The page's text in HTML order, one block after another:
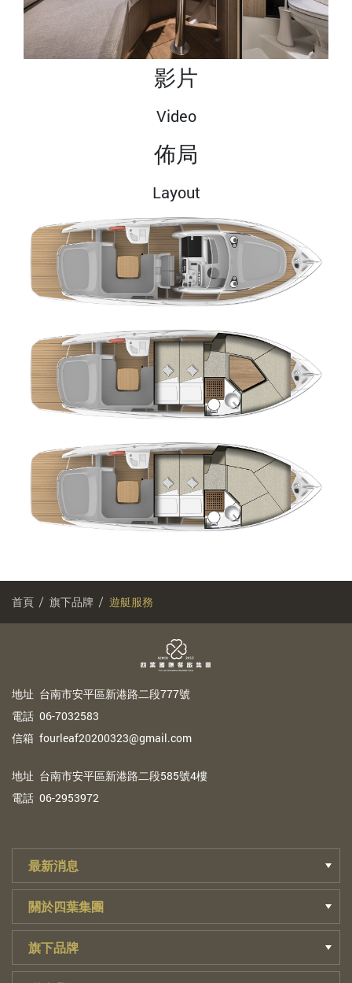
影片
Video
佈局
Layout
首頁 旗下品牌 遊艇服務
地址 台南市安平區新港路二段777號
電話 06-7032583
信箱 fourleaf20200323@gmail.com
地址 台南市安平區新港路二段585號4樓
電話 06-2953972
最新消息
關於四葉集團
旗下品牌